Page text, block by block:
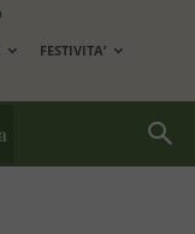
FESTIVITA’